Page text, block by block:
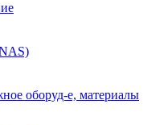
оборуд-е, материалы